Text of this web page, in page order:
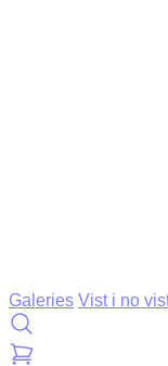
Galeries Vist i no